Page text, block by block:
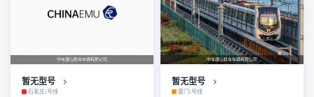
中车唐山机车车辆有限公司
暂无型号
石家庄1号线
中车唐山机车车辆有限公司
暂无型号
厦门1号线